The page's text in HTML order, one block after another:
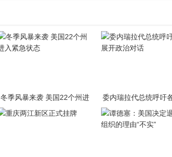
冬季风暴来袭 美国22个州进
委内瑞拉代总统呼吁